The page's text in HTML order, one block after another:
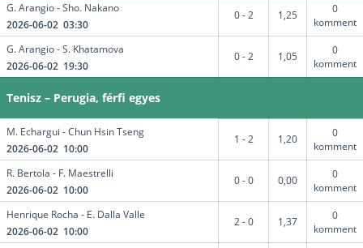
G. Arangio - Sho. Nakano
2026-06-02 03:30
0 - 2 1,25
0
komment
G. Arangio - S. Khatamova
2026-06-02 19:30
0 - 2 1,05
0
komment
Tenisz – Perugia, férfi egyes
M. Echargui - Chun Hsin Tseng
2026-06-02 10:00
1 - 2 1,20
0
komment
R. Bertola - F. Maestrelli
2026-06-02 10:00
0 - 0 0,00
0
komment
Henrique Rocha - E. Dalla Valle
2026-06-02 10:00
2 - 0 1,37
0
komment